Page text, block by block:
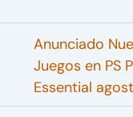
Anunciado
Juegos en PS
Essential